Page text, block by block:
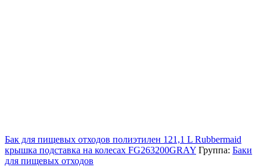
Бак для пищевых отходов полиэтилен 121,1 L Rubbermaid
крышка подставка на колесах FG263200GRAY Группа: Баки
для пищевых отходов